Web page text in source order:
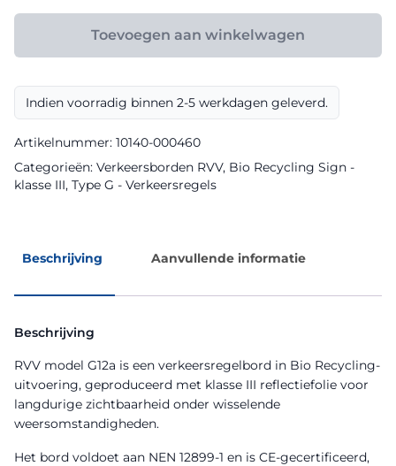
G12a
III
Recycling
Sign
aantal
Toevoegen aan winkelwagen
Indien voorradig binnen 2-5 werkdagen geleverd.
Artikelnummer: 10140-000460
Categorieën: Verkeersborden RVV, Bio Recycling Sign -
klasse III, Type G - Verkeersregels
Beschrijving Aanvullende informatie
Beschrijving
RVV model G12a is een verkeersregelbord in Bio Recycling-
uitvoering, geproduceerd met klasse III reflectiefolie voor
langdurige zichtbaarheid onder wisselende
weersomstandigheden.
Het bord voldoet aan NEN 12899-1 en is CE-gecertificeerd,